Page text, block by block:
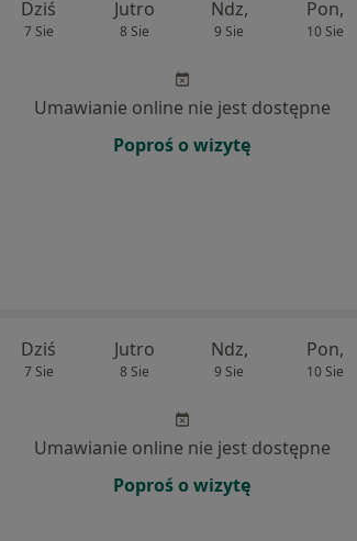
Dziś
7 Sie
Jutro
8 Sie
Ndz,
9 Sie
Pon,
10 Sie
Umawianie online nie jest dostępne
Poproś o wizytę
Dziś
7 Sie
Jutro
8 Sie
Ndz,
9 Sie
Pon,
10 Sie
Umawianie online nie jest dostępne
Poproś o wizytę